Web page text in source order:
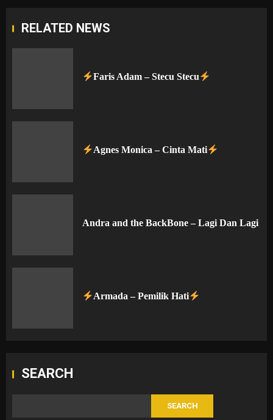
RELATED NEWS
Faris Adam – Stecu Stecu
Agnes Monica – Cinta Mati
Andra and the BackBone – Lagi Dan Lagi
Armada – Pemilik Hati
SEARCH
SEARCH